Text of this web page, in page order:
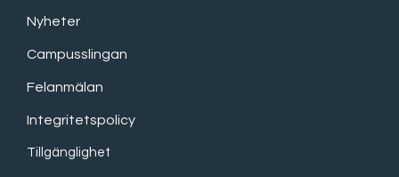
Nyheter
Campusslingan
Felanmälan
Integritetspolicy
Tillgänglighet